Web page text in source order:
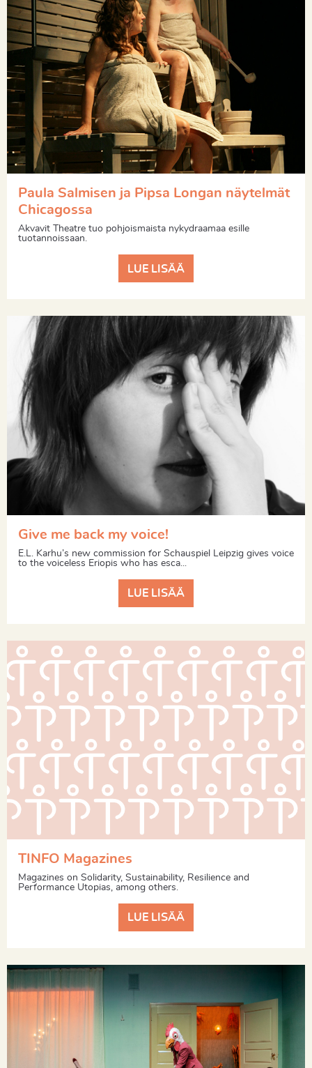
Paula Salmisen ja Pipsa Longan näytelmät
Chicagossa
Akvavit Theatre tuo pohjoismaista nykydraamaa esille
tuotannoissaan.
LUE LISÄÄ
Give me back my voice!
E.L. Karhu’s new commission for Schauspiel Leipzig gives voice
to the voiceless Eriopis who has esca...
LUE LISÄÄ
TINFO Magazines
Magazines on Solidarity, Sustainability, Resilience and
Performance Utopias, among others.
LUE LISÄÄ